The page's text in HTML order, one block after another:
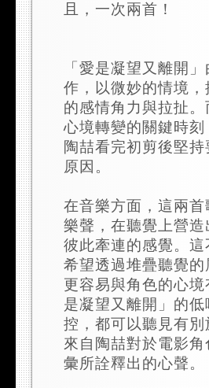
且，一次兩首！
「愛是凝望又離開
作，以微妙的情境
的感情角力與拉扯
心境轉變的關鍵時
陶喆看完初剪後堅
原因。
在音樂方面，這兩
樂聲，在聽覺上營
彼此牽連的感覺。
希望透過堆疊聽覺
更容易與角色的心
是凝望又離開」的
控，都可以聽見有
來自陶喆對於電影
彙所詮釋出的心聲。